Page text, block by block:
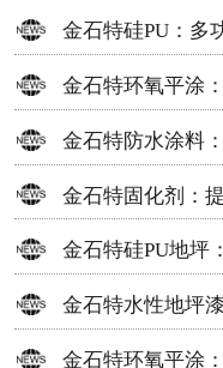
金石特硅PU：多
金石特环氧平涂
方案
金石特防水涂料
金石特固化剂：
金石特硅PU地坪
金石特水性地坪
金石特环氧平涂